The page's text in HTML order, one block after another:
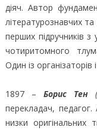
діяч. Автор
літературознавчих та
перших підручників з
чотиритомного
Один із організаторів
1897 – Борис Тен
перекладач, педагог.
низки оригінальних